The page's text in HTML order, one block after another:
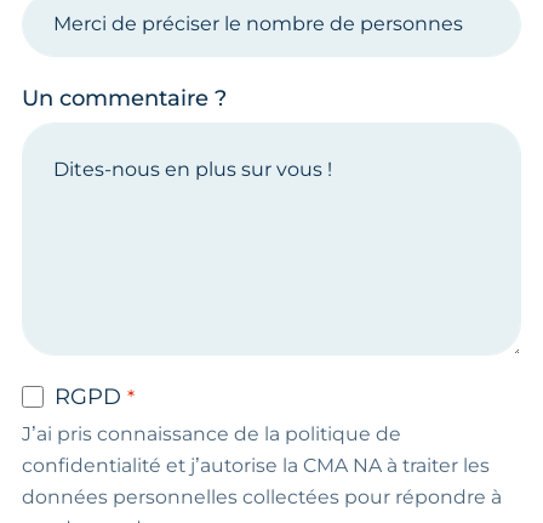
Un commentaire ?
RGPD
J’ai pris connaissance de la politique de
confidentialité et j’autorise la CMA NA à traiter les
données personnelles collectées pour répondre à